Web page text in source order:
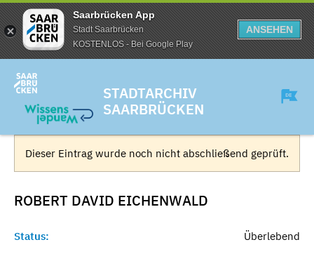
Saarbrücken App
Stadt Saarbrücken
KOSTENLOS - Bei Google Play
ANSEHEN
STADTARCHIV
SAARBRÜCKEN
Dieser Eintrag wurde noch nicht abschließend geprüft.
ROBERT DAVID EICHENWALD
Status:
Überlebend